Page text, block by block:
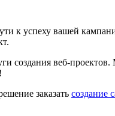
к успеху вашей
создания веб-
заказать создание